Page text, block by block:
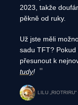
2023, takže
pěkně od ruky.
Už jste měli
sadu TFT?
přesunout k
tudy!
LILU